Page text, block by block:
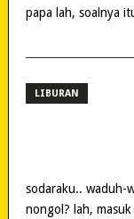
papa lah, soalnya
LIBURAN
sodaraku.. waduh-
nongol? lah,